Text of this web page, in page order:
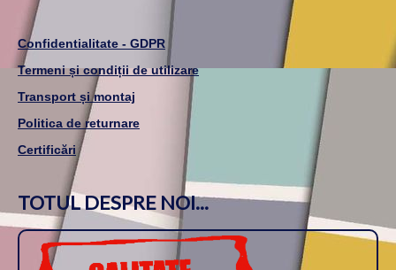
Confidentialitate - GDPR
Termeni și condiții de utilizare
Transport și montaj
Politica de returnare
Certificări
TOTUL DESPRE NOI...